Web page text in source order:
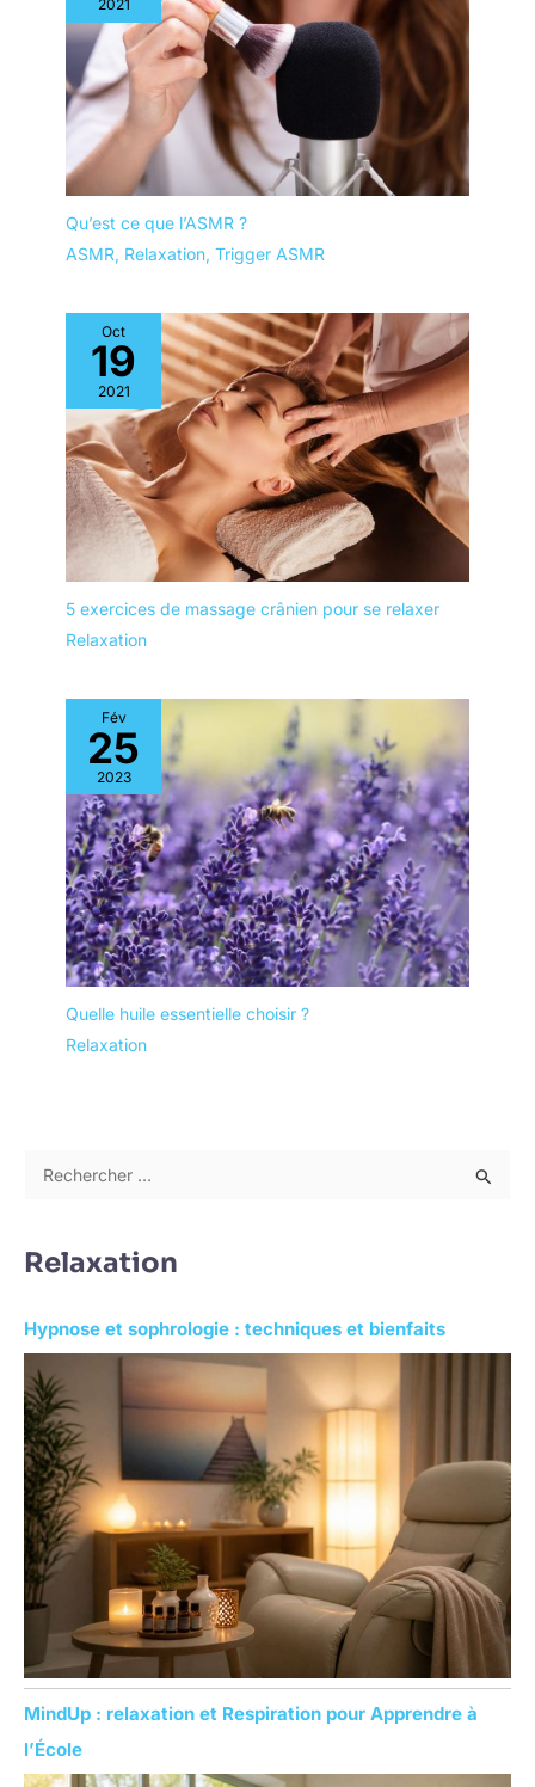
2021
Qu’est ce que l’ASMR ?
ASMR, Relaxation, Trigger ASMR
Oct
19
2021
5 exercices de massage crânien pour se relaxer
Relaxation
Fév
25
2023
Quelle huile essentielle choisir ?
Relaxation
c
h
e
r
Relaxation
Hypnose et sophrologie : techniques et bienfaits
MindUp : relaxation et Respiration pour Apprendre à
l’École